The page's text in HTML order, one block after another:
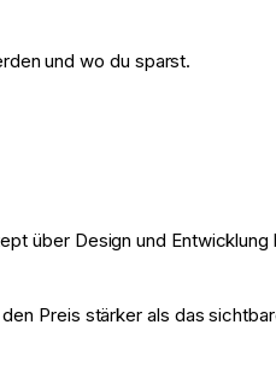
und wo du sparst.
über Design und Entwicklung
Preis stärker als das